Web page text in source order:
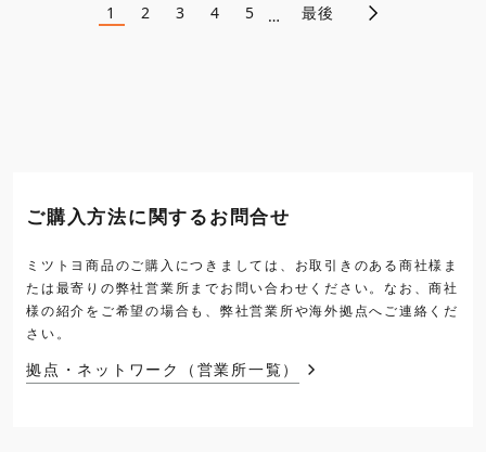
カ
1
ペ
2
ペ
3
ペ
4
ペ
5 … 最後
ご購入方法に関するお問合せ
ミツトヨ商品のご購入につきましては、お取引きのある商社様ま
たは最寄りの弊社営業所までお問い合わせください。なお、商社
様の紹介をご希望の場合も、弊社営業所や海外拠点へご連絡くだ
さい。
拠点・ネットワーク（営業所一覧）